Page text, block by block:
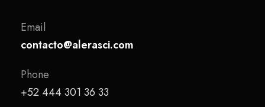
Email
contacto@alerasci.com
Phone
+52 444 301 36 33